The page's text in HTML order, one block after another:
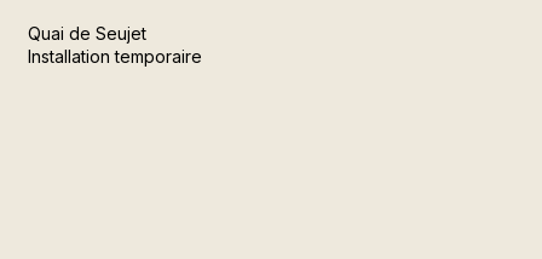
Quai de Seujet
Installation temporaire